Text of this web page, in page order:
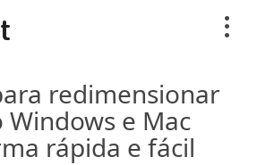
redimensionar
Windows e Mac
rápida e fácil